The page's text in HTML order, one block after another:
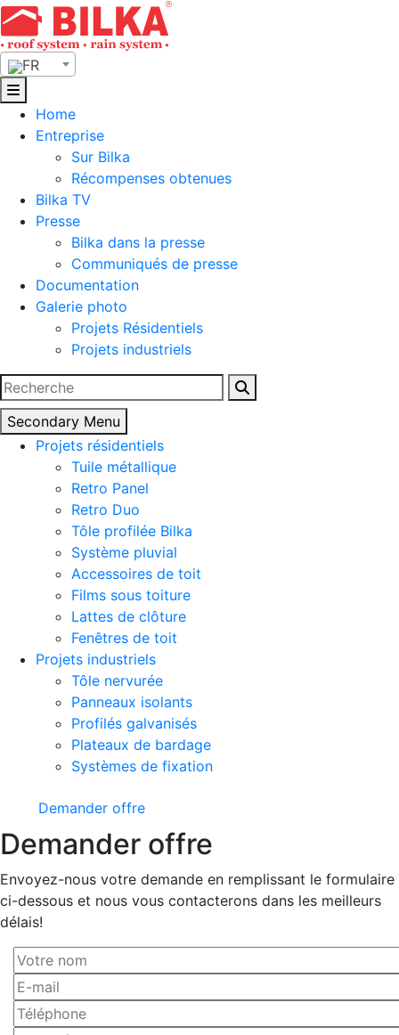
Skip
to
content
FR
Home
Entreprise
Sur Bilka
Récompenses obtenues
Bilka TV
Presse
Bilka dans la presse
Communiqués de presse
Documentation
Galerie photo
Projets Résidentiels
Projets industriels
Rechercher :
Secondary Menu
Projets résidentiels
Tuile métallique
Retro Panel
Retro Duo
Tôle profilée Bilka
Système pluvial
Accessoires de toit
Films sous toiture
Lattes de clôture
Fenêtres de toit
Projets industriels
Tôle nervurée
Panneaux isolants
Profilés galvanisés
Plateaux de bardage
Systèmes de fixation
Demander offre
Demander offre
Envoyez-nous votre demande en remplissant le formulaire
ci-dessous et nous vous contacterons dans les meilleurs
délais!